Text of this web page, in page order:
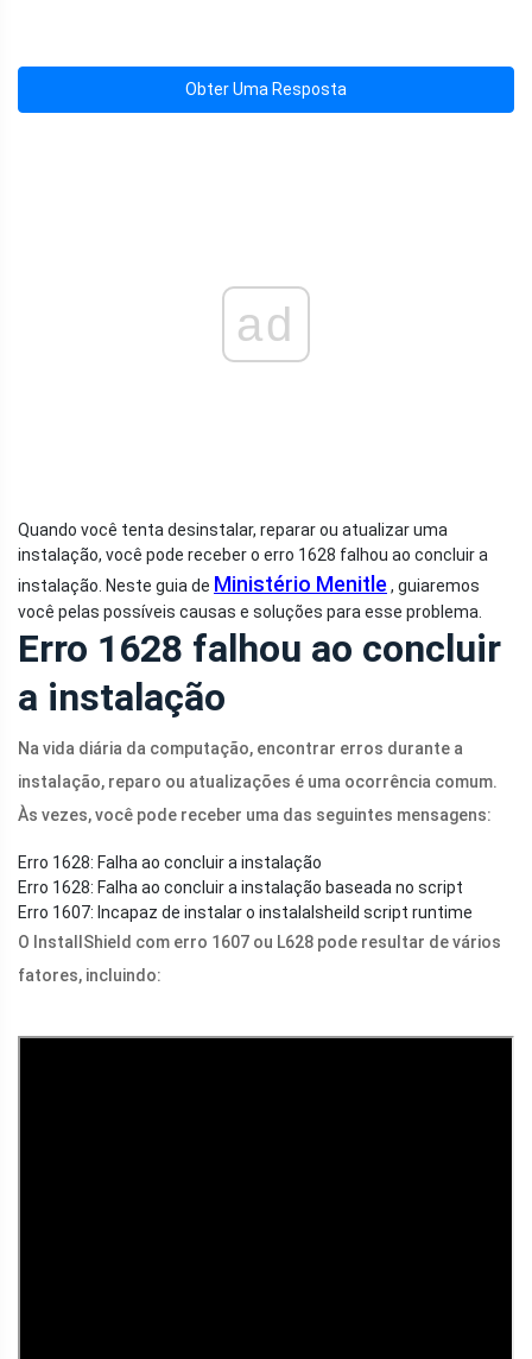
Obter Uma Resposta
ad
Quando você tenta desinstalar, reparar ou atualizar uma
instalação, você pode receber o erro 1628 falhou ao concluir a
instalação. Neste guia de Ministério Menitle, guiaremos
você pelas possíveis causas e soluções para esse problema.
Erro 1628 falhou ao concluir
a instalação
Na vida diária da computação, encontrar erros durante a
instalação, reparo ou atualizações é uma ocorrência comum.
Às vezes, você pode receber uma das seguintes mensagens:
Erro 1628: Falha ao concluir a instalação
Erro 1628: Falha ao concluir a instalação baseada no script
Erro 1607: Incapaz de instalar o instalalsheild script runtime
O InstallShield com erro 1607 ou L628 pode resultar de vários
fatores, incluindo: